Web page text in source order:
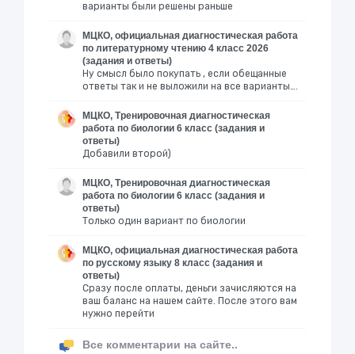
варианты были решены раньше
МЦКО, официальная диагностическая работа
по литературному чтению 4 класс 2026
(задания и ответы)
Ну смысл было покупать , если обещанные
ответы так и не выложили на все варианты….
МЦКО, Тренировочная диагностическая
работа по биологии 6 класс (задания и
ответы)
Добавили второй)
МЦКО, Тренировочная диагностическая
работа по биологии 6 класс (задания и
ответы)
Только один вариант по биологии
МЦКО, официальная диагностическая работа
по русскому языку 8 класс (задания и
ответы)
Сразу после оплаты, деньги зачисляются на
ваш баланс на нашем сайте. После этого вам
нужно перейти
Все комментарии на сайте..